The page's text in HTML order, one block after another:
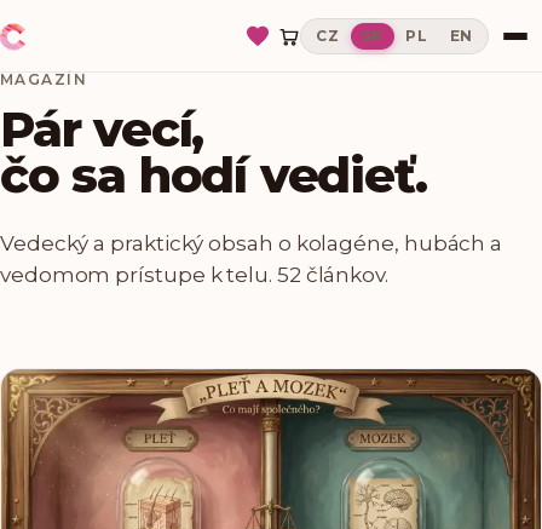
CZ SK PL EN
MAGAZÍN
Pár vecí,
čo sa hodí vedieť.
Vedecký a praktický obsah o kolagéne, hubách a
vedomom prístupe k telu. 52 článkov.